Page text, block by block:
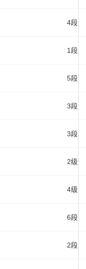
4段
1段
5段
3段
3段
2级
4级
6段
2段